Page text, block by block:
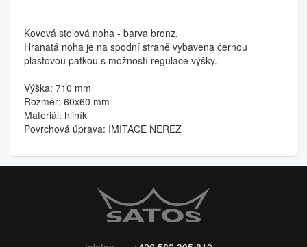
Kovová stolová noha - barva bronz.
Hranatá noha je na spodní straně vybavena černou
plastovou patkou s možností regulace výšky.
Výška: 710 mm
Rozměr: 60x60 mm
Materiál: hliník
Povrchová úprava: IMITACE NEREZ